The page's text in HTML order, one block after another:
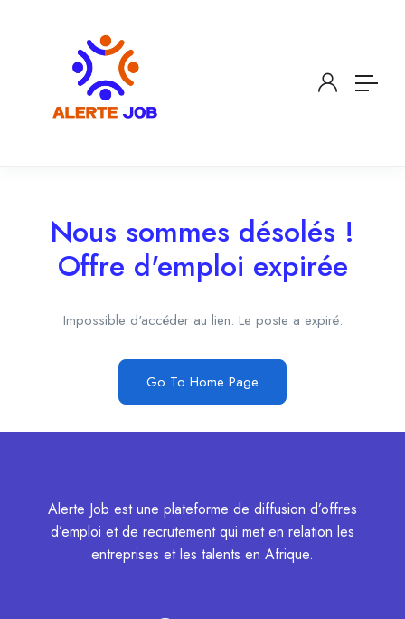
Nous sommes désolés !
Offre d'emploi expirée
Impossible d'accéder au lien. Le poste a expiré.
Go To Home Page
Alerte Job est une plateforme de diffusion d’offres
d’emploi et de recrutement qui met en relation les
entreprises et les talents en Afrique.